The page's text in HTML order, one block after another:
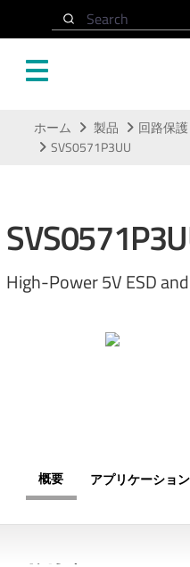
Search
ホーム 製品 回路保護
SVS0571P3UU
High-Power 5V ESD
概要 アプリケーション